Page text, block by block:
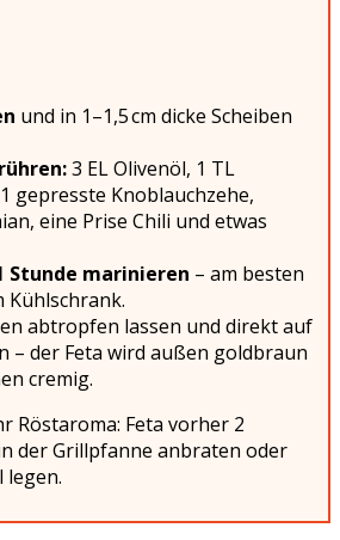
und in 1–1,5 cm dicke Scheiben
3 EL Olivenöl, 1 TL
gepresste Knoblauchzehe,
eine Prise Chili und etwas
Stunde marinieren – am besten
Kühlschrank.
abtropfen lassen und direkt auf
– der Feta wird außen goldbraun
cremig.
Röstaroma: Feta vorher 2
der Grillpfanne anbraten oder
legen.